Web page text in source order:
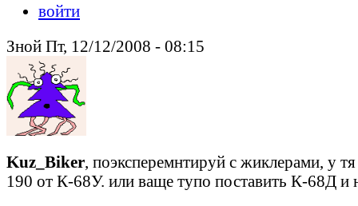
войти
Зной Пт, 12/12/2008 - 08:15
Kuz_Biker, поэксперемнтируй с жиклерами, у
190 от К-68У. или ваще тупо поставить К-68Д и